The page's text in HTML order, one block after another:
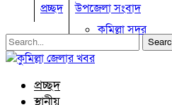
প্রচ্ছদ
উপজেলা সংবাদ
কুমিল্লা সদর
কুমিল্লা সদর দক্ষিণ
প্রচ্ছদ